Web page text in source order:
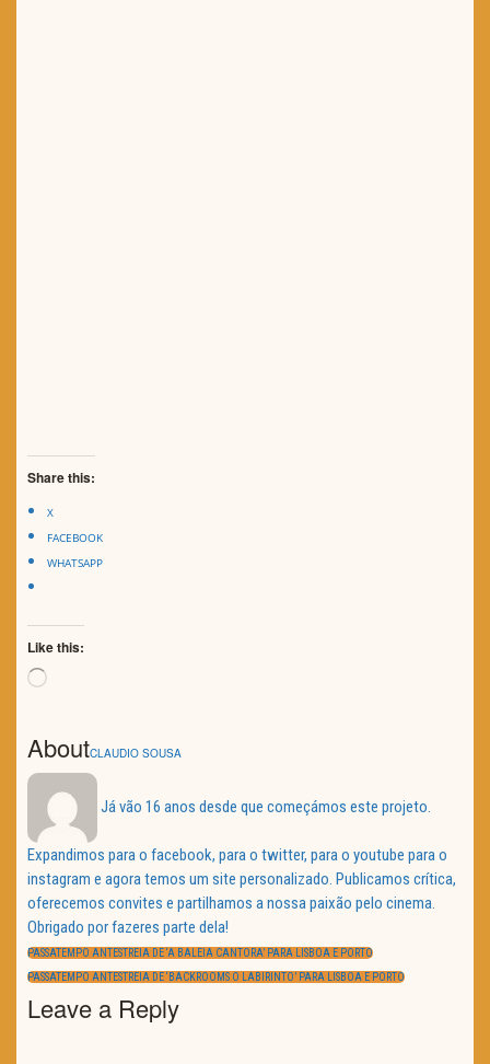
Share this:
X
FACEBOOK
WHATSAPP
Like this:
Loading…
AboutCLAUDIO SOUSA
Já vão 16 anos desde que começámos este projeto.
Expandimos para o facebook, para o twitter, para o youtube para o
instagram e agora temos um site personalizado. Publicamos crítica,
oferecemos convites e partilhamos a nossa paixão pelo cinema.
Obrigado por fazeres parte dela!
Navegação
de
artigos
PREVIOUS
PASSATEMPO ANTESTREIA DE ‘A BALEIA CANTORA’ PARA LISBOA E PORTO
NEXT
PASSATEMPO ANTESTREIA DE ‘BACKROOMS O LABIRINTO’ PARA LISBOA E PORTO
Leave a Reply